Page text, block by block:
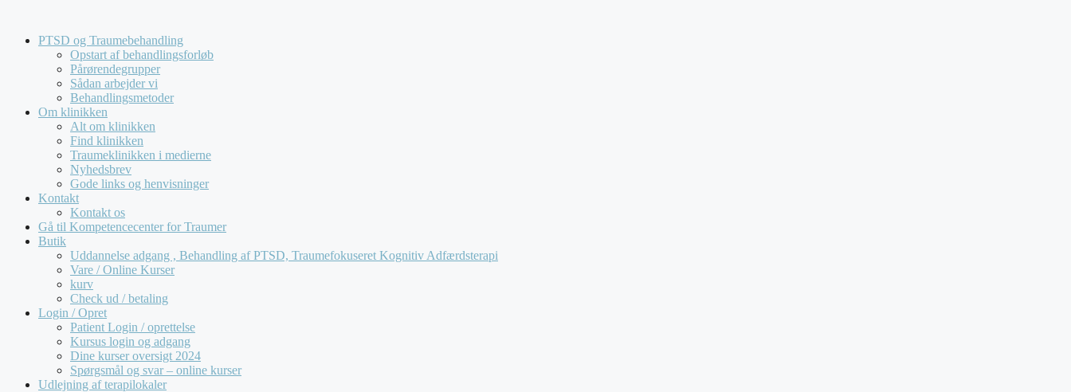
indholdPTSD og Traumebehandling
Opstart af behandlingsforløb
Pårørendegrupper
Sådan arbejder vi
Behandlingsmetoder
Om klinikken
Alt om klinikken
Find klinikken
Traumeklinikken i medierne
Nyhedsbrev
Gode links og henvisninger
Kontakt
Kontakt os
Gå til Kompetencecenter for Traumer
Butik
Uddannelse adgang , Behandling af PTSD, Traumefokuseret Kognitiv Adfærdsterapi
Vare / Online Kurser
kurv
Check ud / betaling
Login / Opret
Patient Login / oprettelse
Kursus login og adgang
Dine kurser oversigt 2024
Spørgsmål og svar – online kurser
Udlejning af terapilokaler